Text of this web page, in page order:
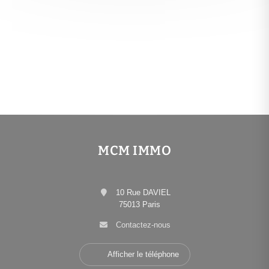
MCM IMMO
10 Rue DAVIEL
75013 Paris
Contactez-nous
Afficher le téléphone